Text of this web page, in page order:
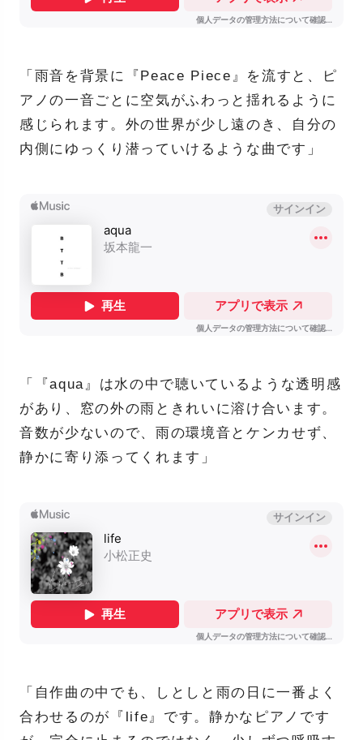
「雨音を背景に『Peace Piece』を流すと、ピ
アノの一音ごとに空気がふわっと揺れるように
感じられます。外の世界が少し遠のき、自分の
内側にゆっくり潜っていけるような曲です」
「『aqua』は水の中で聴いているような透明感
があり、窓の外の雨ときれいに溶け合います。
音数が少ないので、雨の環境音とケンカせず、
静かに寄り添ってくれます」
「自作曲の中でも、しとしと雨の日に一番よく
合わせるのが『life』です。静かなピアノです